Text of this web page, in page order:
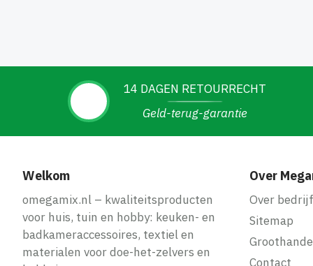
14 DAGEN RETOURRECHT
Geld-terug-garantie
Welkom
omegamix.nl – kwaliteitsproducten
voor huis, tuin en hobby: keuken- en
badkameraccessoires, textiel en
materialen voor doe-het-zelvers en
Over
Over bedrijf
Sitemap
Contact